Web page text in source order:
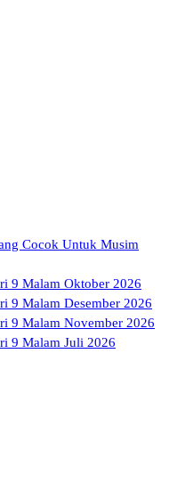
Cocok Untuk Musim
9 Malam Oktober 2026
9 Malam Desember 2026
9 Malam November 2026
9 Malam Juli 2026